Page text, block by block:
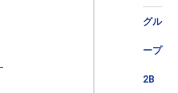
グル
ープ
2B